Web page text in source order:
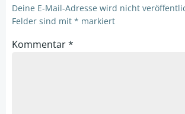
Deine E-Mail-Adresse wird nicht
Felder sind mit * markiert
Kommentar*